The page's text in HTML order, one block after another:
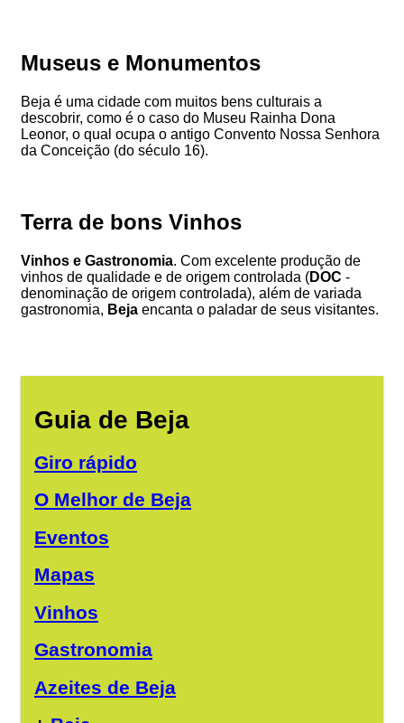
Museus e Monumentos
Beja é uma cidade com muitos bens culturais a
descobrir, como é o caso do Museu Rainha Dona
Leonor, o qual ocupa o antigo Convento Nossa Senhora
da Conceição (do século 16).
Terra de bons Vinhos
Vinhos e Gastronomia. Com excelente produção de
vinhos de qualidade e de origem controlada (DOC -
denominação de origem controlada), além de variada
gastronomia, Beja encanta o paladar de seus visitantes.
Guia de Beja
Giro rápido
O Melhor de Beja
Eventos
Mapas
Vinhos
Gastronomia
Azeites de Beja